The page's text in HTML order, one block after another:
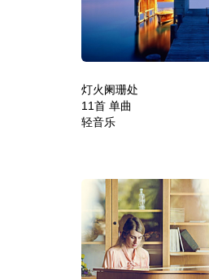
灯火阑珊处
11首 单曲
轻音乐